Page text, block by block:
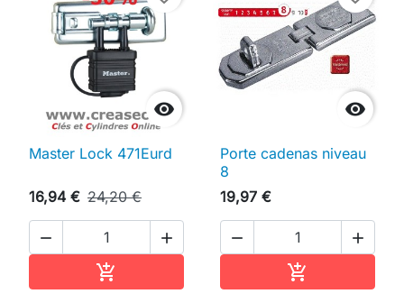

Master Lock 471Eurd
16,94 € 24,20 €
 


Porte cadenas niveau
8
19,97 €
 
